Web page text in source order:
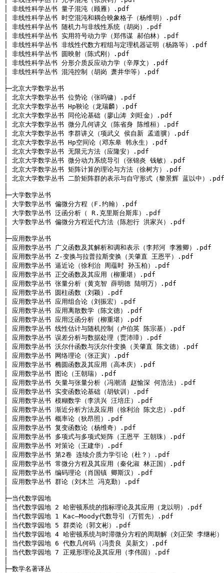
│ 非线性科学丛书 量子混沌（顾雁）.pdf
│ 非线性科学丛书 时空混沌和耦合映象格子（杨维明）.pdf
│ 非线性科学丛书 随机力与非线性系统（胡岗）.pdf
│ 非线性科学丛书 实用符号动力学（郑伟谋 郝伯林）.pdf
│ 非线性科学丛书 非线性代数方程组与定理机器证明（杨路等）.pdf
│ 非线性科学丛书 圆映射（陈式刚）.pdf
│ 非线性科学丛书 分形介质反应动力学（辛厚文）.pdf
│ 非线性科学丛书 混沌控制（胡岗 萧井华等）.pdf
├─北京大学数学丛书
│ 北京大学数学丛书 位势论（张呜镛）.pdf
│ 北京大学数学丛书 Hp鞅论（龙瑞麟）.pdf
│ 北京大学数学丛书 同伦论基础（廖山涛 刘旺金）.pdf
│ 北京大学数学丛书 微分几何讲义（陈省身 陈维桓）.pdf
│ 北京大学数学丛书 李群讲义（项武义 侯自新 孟道骥）.pdf
│ 北京大学数学丛书 Hp空间论（邓东皋 韩永生）.pdf
│ 北京大学数学丛书 无限元方法（应隆安）.pdf
│ 北京大学数学丛书 微分动力系统导引（张锦炎 钱敏）.pdf
│ 北京大学数学丛书 矩阵计算的理论与方法（徐树方）.pdf
│ 北京大学数学丛书 二阶矩阵群的表示与自守形式（黎景辉 蓝以中）.pdf
├─大学数学丛书
│ 大学数学丛书 偏微分方程（F.约翰）.pdf
│ 大学数学丛书 泛函分析（ R.克里斯台斯库）.pdf
│ 大学数学丛书 偏微分方程近代方法（陈恕行 洪家兴）.pdf
├─应用数学丛书
│ 应用数学丛书 广义函数及其解析和调和表示（李邦河 李雅卿）.pdf
│ 应用数学丛书 Z-变换与拉普拉斯变换（关肇直 王恩平）.pdf
│ 应用数学丛书 逼近论（徐利治 周蕴时 孙玉柏）.pdf
│ 应用数学丛书 正交函数及其应用（柳重堪）.pdf
│ 应用数学丛书 张量分析（黄克智 薛明德 陆明万）.pdf
│ 应用数学丛书 圆柱函数（刘颖）.pdf
│ 应用数学丛书 应用组合论（刘振宏）.pdf
│ 应用数学丛书 应用离散数学（陈文德）.pdf
│ 应用数学丛书 应用泛函分析（柳重堪）.pdf
│ 应用数学丛书 线性估计与随机控制（卢伯英 陈宗基）.pdf
│ 应用数学丛书 误差分析与数据处理（贾沛璋）.pdf
│ 应用数学丛书 沃尔什函数与沃尔什变换（关肇直 陈文德）.pdf
│ 应用数学丛书 网络理论（张正寅）.pdf
│ 应用数学丛书 椭圆函数及其应用（高本庆）.pdf
│ 应用数学丛书 图论（王朝瑞）.pdf
│ 应用数学丛书 矢量与张量分析（冯潮清 赵愉深 何浩法）.pdf
│ 应用数学丛书 实变函数论基础（胡钦训）.pdf
│ 应用数学丛书 模糊数学（李洪兴 汪培庄）.pdf
│ 应用数学丛书 渐近分析方法及应用（徐利治 陈文忠）.pdf
│ 应用数学丛书 概率论（狄昂照）.pdf
│ 应用数学丛书 复变函数论（杨维奇）.pdf
│ 应用数学丛书 多项式与多项式矩阵（王恩平 王朝珠）.pdf
│ 应用数学丛书 对策论（王建华）.pdf
│ 应用数学丛书 第2卷 连续介质力学引论（杜？）.pdf
│ 应用数学丛书 常微分方程及其应用（秦化淑 林正国）.pdf
│ 应用数学丛书 编码理论（肖国镇 卿斯汉）.pdf
│ 应用数学丛书 群论（刘木兰 冯克勤）.pdf
├─当代数学园地
│ 当代数学园地 2 哈密顿系统的指标理论及其应用（龙以明）.pdf
│ 当代数学园地 1 Kac—Moody代数导引（万哲先）.pdf
│ 当代数学园地 5 群类论（郭文彬）.pdf
│ 当代数学园地 4 哈密顿系统与时滞微分方程的周期解（刘正荣 李继彬
│ 当代数学园地 6 代数几何码（冯贵良 吴新文）.pdf
│ 当代数学园地 7 正规形理论及其应用（李伟固）.pdf
├─数学名著译丛